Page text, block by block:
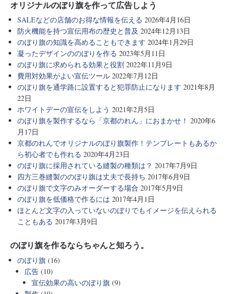
オリジナルのぼり旗を作って広告しよう
SALEなどの店舗のお得な情報を伝える 2026年4月16日
防火機能を持つ宣伝用布の歴史と普及 2024年12月13日
のぼり旗の知識を高めることもできます 2024年1月29日
凝ったデザインののぼりを作る 2023年5月11日
のぼり旗に求められる効果と役割 2022年11月9日
費用対効果がよい宣伝ツール 2022年7月12日
のぼり旗を通学路に設置すると犯罪防止になります 2021年8月
22日
ホワイトデーの宣伝をしよう 2021年2月5日
のぼり旗を製作するなら「京都のれん」におまかせ！ 2020年6
月17日
京都のれんでオリジナルのぼり旗製作！テンプレートもあるか
ら初心者でも作れる 2020年4月23日
のぼり旗に採用されている縫製の種類は？ 2017年7月9日
四方三巻縫製ののぼり旗は丈夫で長持ち 2017年6月9日
のぼり旗で文字のみオーダーする場合 2017年5月9日
のぼり旗を低価格で作るには 2017年4月1日
ほとんど文字の入っていないのぼりでもイメージを伝えられる
こともある 2017年3月9日
のぼり旗を作るならちゃんと知ろう。
のぼり旗 (16)
広告 (10)
宣伝効果の高いのぼり旗 (9)